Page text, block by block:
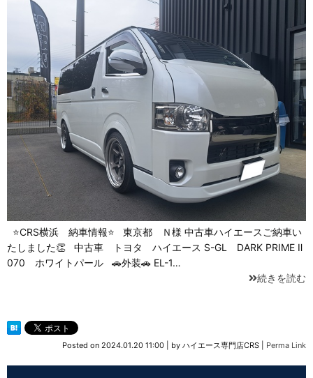
⭐CRS横浜 納車情報⭐ 東京都 Ｎ様 中古車ハイエースご納車い
たしました👏 中古車 トヨタ ハイエース S-GL DARK PRIME Ⅱ
070 ホワイトパール 🚗外装🚗 EL-1…
続きを読む
Posted on 2024.01.20 11:00 by ハイエース専門店CRS Perma Link